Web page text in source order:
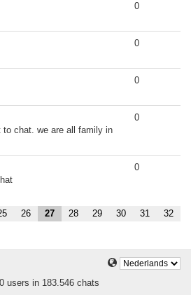
0
0
0
to chat. we are all family in
0
0
26 27 28 29 30 31 32
users in 183.546 chats